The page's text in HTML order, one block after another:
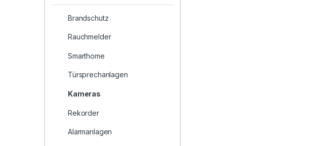
Brandschutz
Rauchmelder
Smarthome
Türsprechanlagen
Kameras
Rekorder
Alarmanlagen